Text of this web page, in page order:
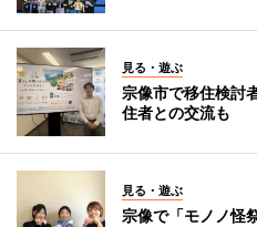
見る・遊ぶ
宗像市で移住検討
住者との交流も
見る・遊ぶ
宗像で「モノノ怪